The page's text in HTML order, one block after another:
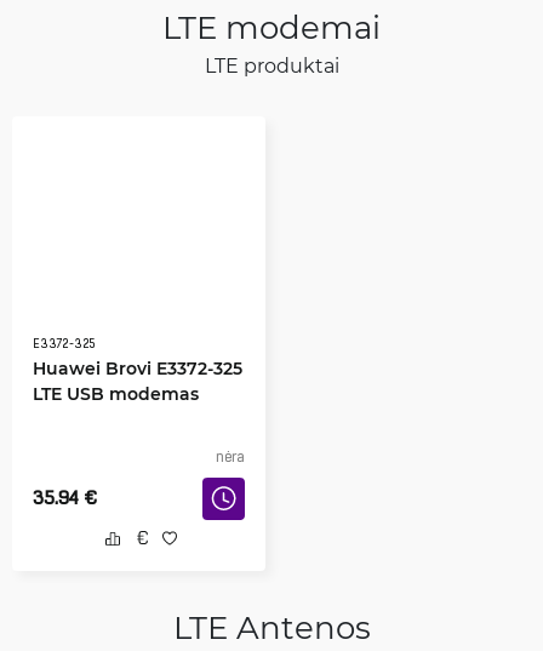
LTE modemai
LTE produktai
E3372-325
Huawei Brovi E3372-325
LTE USB modemas
nėra
35.94 €
LTE Antenos